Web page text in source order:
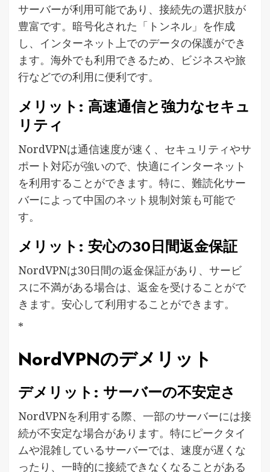
サーバーが利用可能であり、接続先の選択肢が
豊富です。暗号化された「トンネル」を作成
し、インターネット上でのデータの保護ができ
ます。海外でも利用できるため、ビジネスや旅
行などでの利用に便利です。
メリット: 高速通信と強力なセキュ
リティ
NordVPNは通信速度が速く、セキュリティやサ
ポート対応が強いので、快適にインターネット
を利用することができます。特に、難読化サー
バーによって中国のネット規制対策も可能で
す。
メリット: 安心の30日間返金保証
NordVPNは30日間の返金保証があり、サービ
スに不満がある場合は、返金を受けることがで
きます。安心して利用することができます。
*
NordVPNのデメリット
デメリット: サーバーの不安定さ
NordVPNを利用する際、一部のサーバーには接
続が不安定な場合があります。特にピークタイ
ムや混雑しているサーバーでは、速度が遅くな
ったり、一時的に接続できなくなることがある